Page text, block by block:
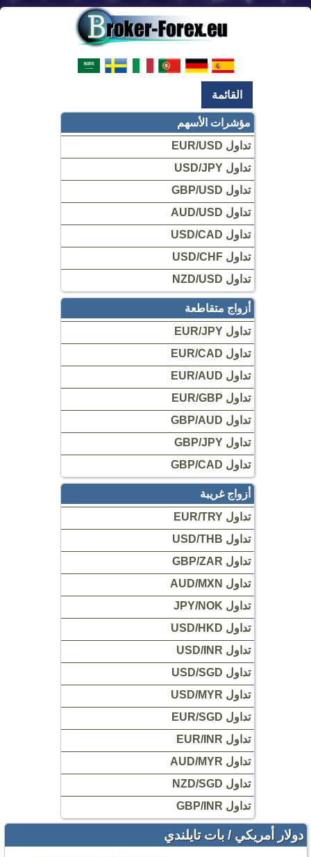
القائمة
مؤشرات الأسهم
تداول EUR/USD
تداول USD/JPY
تداول GBP/USD
تداول AUD/USD
تداول USD/CAD
تداول USD/CHF
تداول NZD/USD
أزواج متقاطعة
تداول EUR/JPY
تداول EUR/CAD
تداول EUR/AUD
تداول EUR/GBP
تداول GBP/AUD
تداول GBP/JPY
تداول GBP/CAD
أزواج غريبة
تداول EUR/TRY
تداول USD/THB
تداول GBP/ZAR
تداول AUD/MXN
تداول JPY/NOK
تداول USD/HKD
تداول USD/INR
تداول USD/SGD
تداول USD/MYR
تداول EUR/SGD
تداول EUR/INR
تداول AUD/MYR
تداول NZD/SGD
تداول GBP/INR
دولار أمريكي / بات تايلندي